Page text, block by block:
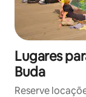
Lugares
Buda
Reserve